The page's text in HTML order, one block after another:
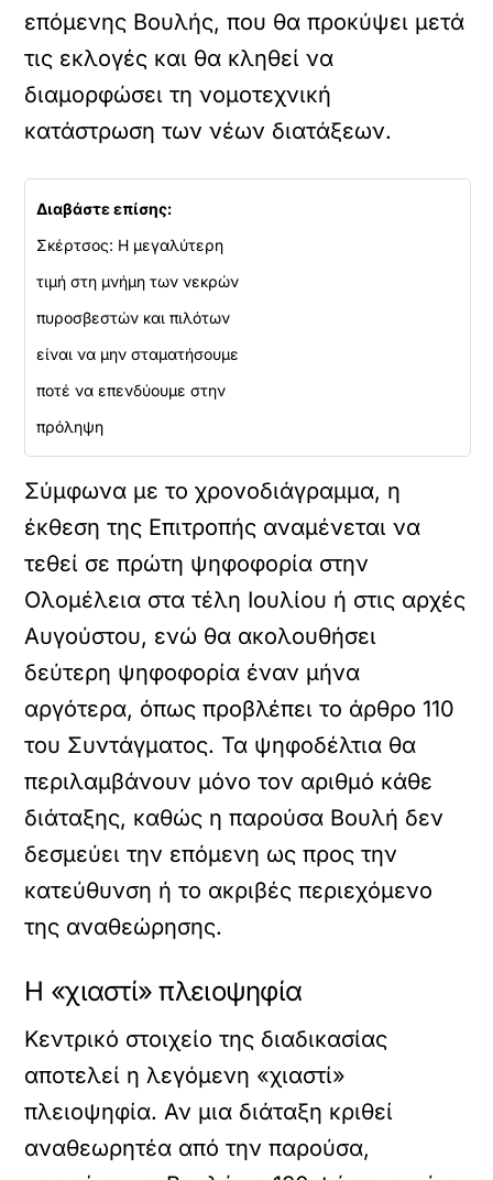
επόμενης Βουλής, που θα προκύψει μετά
τις εκλογές και θα κληθεί να
διαμορφώσει τη νομοτεχνική
κατάστρωση των νέων διατάξεων.
Διαβάστε επίσης:
Σκέρτσος: Η μεγαλύτερη
τιμή στη μνήμη των νεκρών
πυροσβεστών και πιλότων
είναι να μην σταματήσουμε
ποτέ να επενδύουμε στην
πρόληψη
Σύμφωνα με το χρονοδιάγραμμα, η
έκθεση της Επιτροπής αναμένεται να
τεθεί σε πρώτη ψηφοφορία στην
Ολομέλεια στα τέλη Ιουλίου ή στις αρχές
Αυγούστου, ενώ θα ακολουθήσει
δεύτερη ψηφοφορία έναν μήνα
αργότερα, όπως προβλέπει το άρθρο 110
του Συντάγματος. Τα ψηφοδέλτια θα
περιλαμβάνουν μόνο τον αριθμό κάθε
διάταξης, καθώς η παρούσα Βουλή δεν
δεσμεύει την επόμενη ως προς την
κατεύθυνση ή το ακριβές περιεχόμενο
της αναθεώρησης.
Η «χιαστί» πλειοψηφία
Κεντρικό στοιχείο της διαδικασίας
αποτελεί η λεγόμενη «χιαστί»
πλειοψηφία. Αν μια διάταξη κριθεί
αναθεωρητέα από την παρούσα,